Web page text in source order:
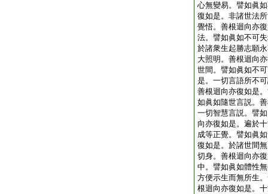
心無變易。譬如眞
復如是。非諸世法
覺悟。善根迴向亦
法。譬如眞如不可
於諸衆生起勝志願
大照明。善根迴向
世間。譬如眞如不
是。一切言語所不
善根迴向亦復如是
如眞如隨世言説。
一切智慧言説。譬
向亦復如是。遍於
成等正覺。譬如眞
復如是。於諸世間
切身。善根迴向亦
中。譬如眞如體性
方便示生而無所生
根迴向亦復如是。